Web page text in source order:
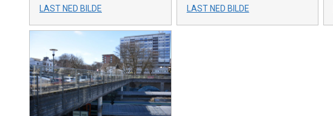
LAST NED BILDE LAST NED BILDE